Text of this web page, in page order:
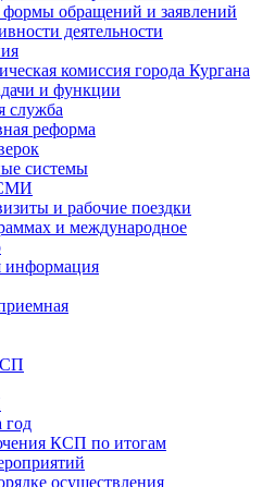
обращений и заявлений
деятельности
комиссия города Кургана
и функции
служба
реформа
системы
и рабочие поездки
и международное
информация
год
КСП по итогам
осуществления